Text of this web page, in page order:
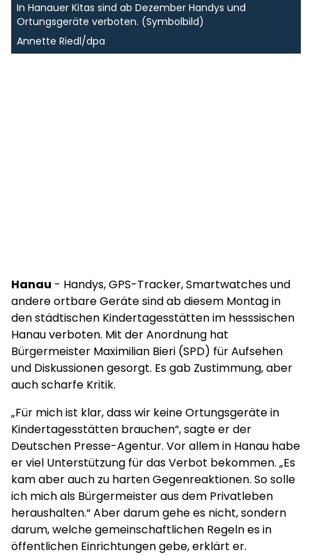
In Hanauer Kitas sind ab Dezember Handys und
Ortungsgeräte verboten. (Symbolbild)
Annette Riedl/dpa
Hanau - Handys, GPS-Tracker, Smartwatches und
andere ortbare Geräte sind ab diesem Montag in
den städtischen Kindertagesstätten im hesssischen
Hanau verboten. Mit der Anordnung hat
Bürgermeister Maximilian Bieri (SPD) für Aufsehen
und Diskussionen gesorgt. Es gab Zustimmung, aber
auch scharfe Kritik.
„Für mich ist klar, dass wir keine Ortungsgeräte in
Kindertagesstätten brauchen“, sagte er der
Deutschen Presse-Agentur. Vor allem in Hanau habe
er viel Unterstützung für das Verbot bekommen. „Es
kam aber auch zu harten Gegenreaktionen. So solle
ich mich als Bürgermeister aus dem Privatleben
heraushalten.“ Aber darum gehe es nicht, sondern
darum, welche gemeinschaftlichen Regeln es in
öffentlichen Einrichtungen gebe, erklärt er.